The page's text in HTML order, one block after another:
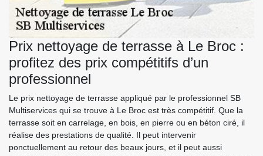
Prix nettoyage de terrasse à Le Broc :
profitez des prix compétitifs d’un
professionnel
Le prix nettoyage de terrasse appliqué par le professionnel SB
Multiservices qui se trouve à Le Broc est très compétitif. Que la
terrasse soit en carrelage, en bois, en pierre ou en béton ciré, il
réalise des prestations de qualité. Il peut intervenir
ponctuellement au retour des beaux jours, et il peut aussi